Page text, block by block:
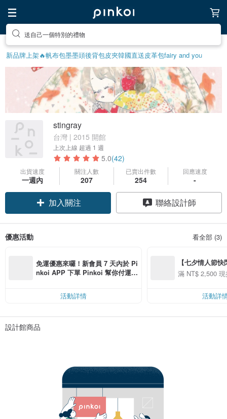
送自己一個特別的禮物
新品牌上架🔥帆布包墨墨頭後背包皮夾韓國直送皮革包fairy and you
stingray
台灣 | 2015 開館
上次上線 超過 1 週
5.0(42)
出貨速度
一週內
關注人數
207
已賣出件數
254
回應速度
-
加入關注 聯絡設計師
優惠活動 看全部 (3)
免運優惠來囉！新會員 7 天內於 Pi
nkoi APP 下單 Pinkoi 幫你付運
活動詳情
【七夕情人節
用 APP 購買任
00 現折 NT$100
滿 NT$ 2,500
活動詳
設計館商品